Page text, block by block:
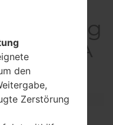
Tab A
T355
den
Zerstörung